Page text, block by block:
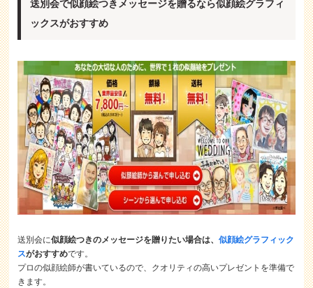
送別会で似顔絵つきメッセージを贈るなら似顔絵グラフィ
ックスがおすすめ
送別会に似顔絵つきのメッセージを贈りたい場合は、似顔絵グラフィック
スがおすすめです。
プロの似顔絵師が書いているので、クオリティの高いプレゼントを準備で
きます。